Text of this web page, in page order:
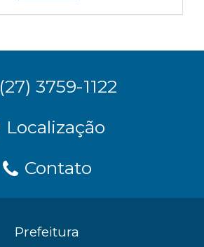
(27) 3759-1122
Localização
Contato
Prefeitura